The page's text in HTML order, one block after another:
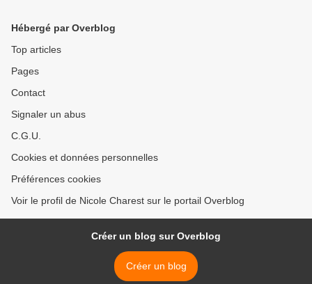
Hébergé par Overblog
Top articles
Pages
Contact
Signaler un abus
C.G.U.
Cookies et données personnelles
Préférences cookies
Voir le profil de Nicole Charest sur le portail Overblog
Créer un blog sur Overblog
Créer un blog